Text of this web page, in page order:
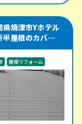
県焼津市Yホテル
半屋根のカバー工
やり直し、雨漏り
クを改善した施工
屋根リフォーム
修理